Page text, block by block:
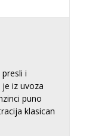
i
iz uvoza
puno
klasican